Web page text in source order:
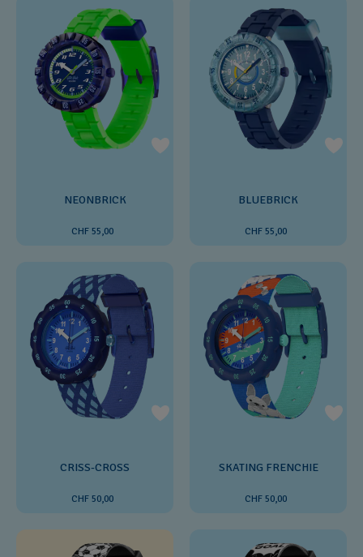
NEONBRICK
CHF 55,00
BLUEBRICK
CHF 55,00
CRISS-CROSS
CHF 50,00
SKATING FRENCHIE
CHF 50,00